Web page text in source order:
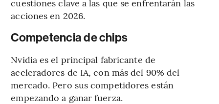
cuestiones clave a las que se enfrentarán las
acciones en 2026.
Competencia de chips
Nvidia es el principal fabricante de
aceleradores de IA, con más del 90% del
mercado. Pero sus competidores están
empezando a ganar fuerza.